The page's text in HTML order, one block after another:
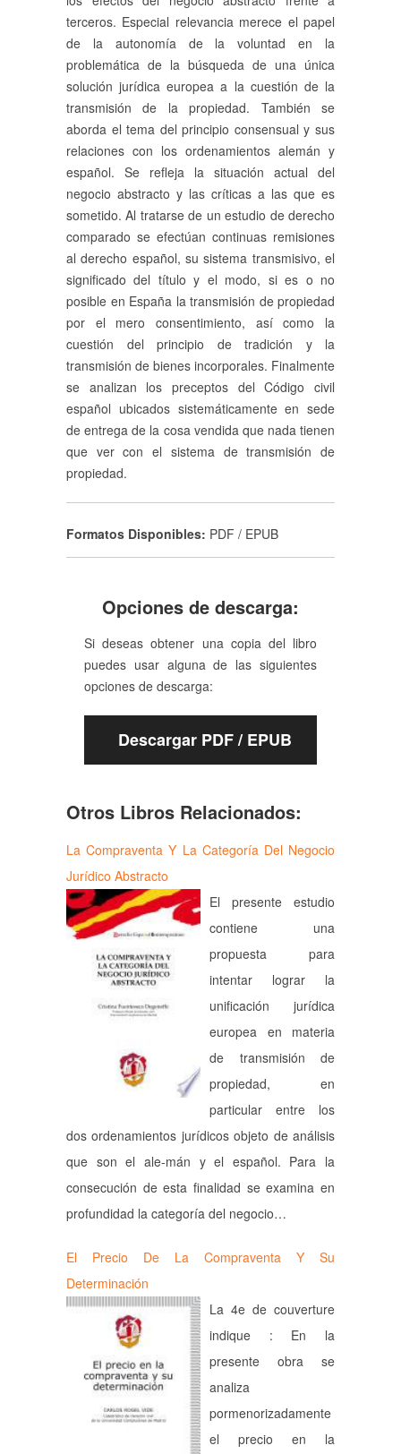
terceros. Especial relevancia merece el papel
de la autonomía de la voluntad en la
problemática de la búsqueda de una única
solución jurídica europea a la cuestión de la
transmisión de la propiedad. También se
aborda el tema del principio consensual y sus
relaciones con los ordenamientos alemán y
español. Se refleja la situación actual del
negocio abstracto y las críticas a las que es
sometido. Al tratarse de un estudio de derecho
comparado se efectúan continuas remisiones
al derecho español, su sistema transmisivo, el
significado del título y el modo, si es o no
posible en España la transmisión de propiedad
por el mero consentimiento, así como la
cuestión del principio de tradición y la
transmisión de bienes incorporales. Finalmente
se analizan los preceptos del Código civil
español ubicados sistemáticamente en sede
de entrega de la cosa vendida que nada tienen
que ver con el sistema de transmisión de
propiedad.
Formatos Disponibles: PDF / EPUB
Opciones de descarga:
Si deseas obtener una copia del libro
puedes usar alguna de las siguientes
opciones de descarga:
Descargar PDF / EPUB
Otros Libros Relacionados:
La Compraventa Y La Categoría Del Negocio
Jurídico Abstracto
El presente estudio
contiene una
propuesta para
intentar lograr la
unificación jurídica
europea en materia
de transmisión de
propiedad, en
particular entre los
dos ordenamientos jurídicos objeto de análisis
que son el ale-mán y el español. Para la
consecución de esta finalidad se examina en
profundidad la categoría del negocio…
El Precio De La Compraventa Y Su
Determinación
La 4e de couverture
indique : En la
presente obra se
analiza
pormenorizadamente
el precio en la